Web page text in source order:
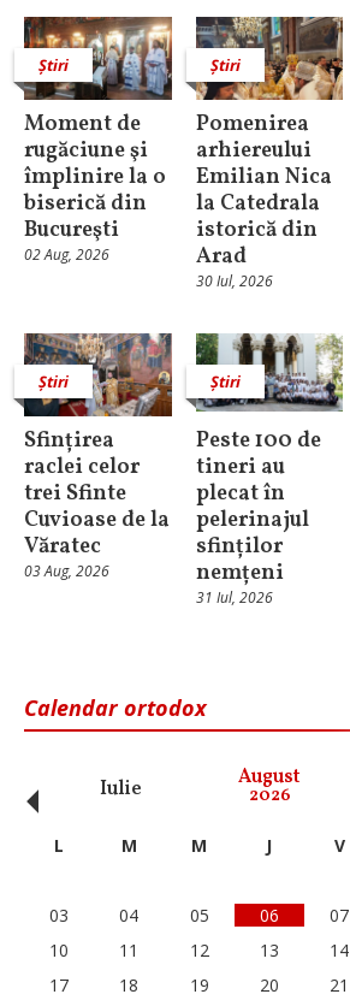
Știri
Moment de
rugăciune şi
împlinire la o
biserică din
Bucureşti
02 Aug, 2026
Știri
Pomenirea
arhiereului
Emilian Nica
la Catedrala
istorică din
Arad
30 Iul, 2026
Știri
Sfințirea
raclei celor
trei Sfinte
Cuvioase de la
Văratec
03 Aug, 2026
Știri
Peste 100 de
tineri au
plecat în
pelerinajul
sfinților
nemțeni
31 Iul, 2026
Calendar ortodox
Iulie August
2026
‹ L M M J V
03
04 05 06 07
10
11 12 13 14
17
18 19 20 21